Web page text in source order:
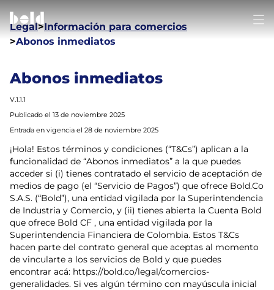
Breadcrumb
Legal Información para comercios
Abonos inmediatos
Abonos inmediatos
V.1.1.1
Publicado el 13 de noviembre 2025
Entrada en vigencia el 28 de noviembre 2025
¡Hola! Estos términos y condiciones (“T&Cs”) aplican a la
funcionalidad de “Abonos inmediatos” a la que puedes
acceder si (i) tienes contratado el servicio de aceptación de
medios de pago (el “Servicio de Pagos”) que ofrece Bold.Co
S.A.S. (“Bold”), una entidad vigilada por la Superintendencia
de Industria y Comercio, y (ii) tienes abierta la Cuenta Bold
que ofrece Bold CF , una entidad vigilada por la
Superintendencia Financiera de Colombia. Estos T&Cs
hacen parte del contrato general que aceptas al momento
de vincularte a los servicios de Bold y que puedes
encontrar acá: https://bold.co/legal/comercios-
generalidades. Si ves algún término con mayúscula inicial